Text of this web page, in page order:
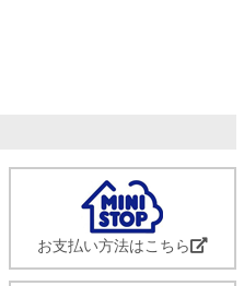
お支払い方法はこちら